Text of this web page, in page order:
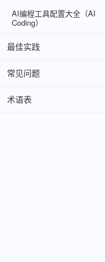
AI编程工具配置大全（AI
Coding）
最佳实践
常见问题
术语表